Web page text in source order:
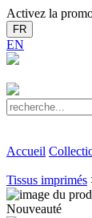
Activez la
FR
EN
Accueil
Tissus imprimés
Nouveauté